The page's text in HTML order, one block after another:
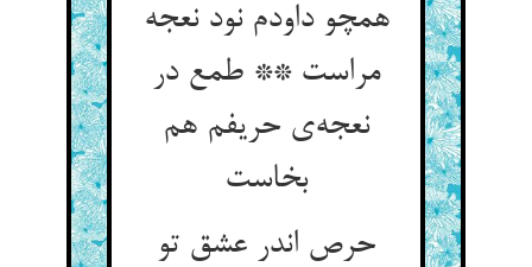
همچو داودم نود نعجه
مراست ** طمع در
نعجه‌ی حریفم هم
بخاست
حرص اندر عشق تو